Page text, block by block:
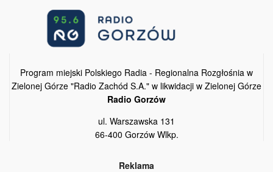
Program miejski Polskiego Radia - Regionalna Rozgłośnia w
Zielonej Górze "Radio Zachód S.A." w likwidacji w Zielonej Górze
Radio Gorzów
ul. Warszawska 131
66-400 Gorzów Wlkp.
Reklama